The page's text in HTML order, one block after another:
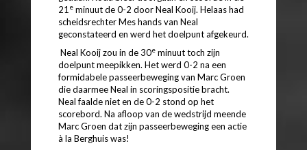
21e minuut de 0-2 door Neal Kooij. Helaas had
scheidsrechter Mes hands van Neal
geconstateerd en werd het doelpunt afgekeurd.
Neal Kooij zou in de 30e minuut toch zijn
doelpunt meepikken. Het werd 0-2 na een
formidabele passeerbeweging van Marc Groen
die daarmee Neal in scoringspositie bracht.
Neal faalde niet en de 0-2 stond op het
scorebord. Na afloop van de wedstrijd meende
Marc Groen dat zijn passeerbeweging een actie
à la Berghuis was!